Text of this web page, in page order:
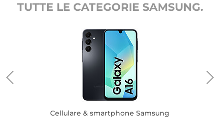
TUTTE LE CATEGORIE SAMSUNG.
Cellulare & smartphone Samsung